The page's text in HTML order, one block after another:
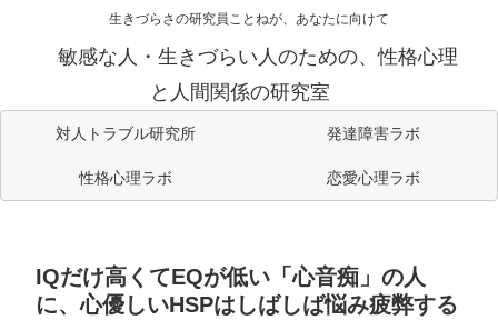
生きづらさの研究員ことねが、あなたに向けて
敏感な人・生きづらい人のための、性格心理
と人間関係の研究室
対人トラブル研究所 発達障害ラボ
性格心理ラボ 恋愛心理ラボ
IQだけ高くてEQが低い「心音痴」の人
に、心優しいHSPはしばしば悩み疲弊する